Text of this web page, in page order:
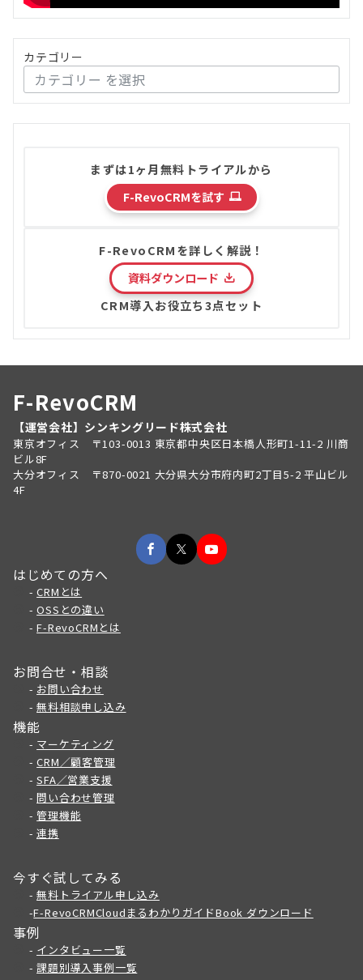
カテゴリー
まずは1ヶ月無料トライアルから
F-RevoCRMを試す
F-RevoCRMを詳しく解説！
資料ダウンロード
CRM導入お役立ち3点セット
F-RevoCRM
【運営会社】シンキングリード株式会社
東京オフィス 〒103-0013 東京都中央区日本橋人形町1-11-2 川商
ビル8F
大分オフィス 〒870-0021 大分県大分市府内町2丁目5-2 平山ビル
4F
はじめての方へ
-CRMとは
-OSSとの違い
-F-RevoCRMとは
お問合せ・相談
- お問い合わせ
-無料相談申し込み
機能
- マーケティング
-CRM／顧客管理
-SFA／営業支援
-問い合わせ管理
-管理機能
-連携
今すぐ試してみる
-無料トライアル申し込み
-F-RevoCRMCloudまるわかりガイドBook ダウンロード
事例
- インタビュー一覧
-課題別導入事例一覧